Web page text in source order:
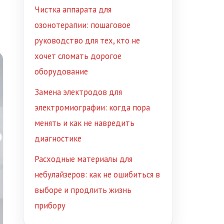
Чистка аппарата для
озонотерапии: пошаговое
руководство для тех, кто не
хочет сломать дорогое
оборудование
Замена электродов для
электромиографии: когда пора
менять и как не навредить
диагностике
Расходные материалы для
небулайзеров: как не ошибиться в
выборе и продлить жизнь
прибору